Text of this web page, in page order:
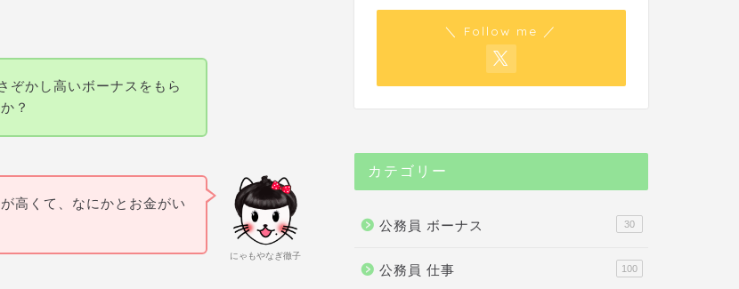
ぞかし高いボーナスをもら
？
にゃもやなぎ徹子
高くて、なにかとお金がい
＼ Follow me ／
カテゴリー
公務員 ボーナス 30
公務員 仕事 100